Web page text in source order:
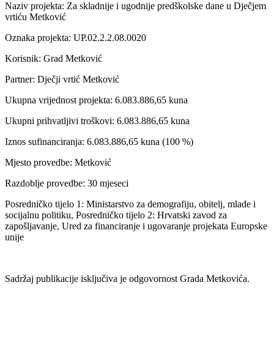
Naziv projekta: Za skladnije i ugodnije predškolske dane u Dječjem
vrtiću Metković
Oznaka projekta: UP.02.2.2.08.0020
Korisnik: Grad Metković
Partner: Dječji vrtić Metković
Ukupna vrijednost projekta: 6.083.886,65 kuna
Ukupni prihvatljivi troškovi: 6.083.886,65 kuna
Iznos sufinanciranja: 6.083.886,65 kuna (100 %)
Mjesto provedbe: Metković
Razdoblje provedbe: 30 mjeseci
Posredničko tijelo 1: Ministarstvo za demografiju, obitelj, mlade i
socijalnu politiku, Posredničko tijelo 2: Hrvatski zavod za
zapošljavanje, Ured za financiranje i ugovaranje projekata Europske
unije
Sadržaj publikacije isključiva je odgovornost Grada Metkovića.